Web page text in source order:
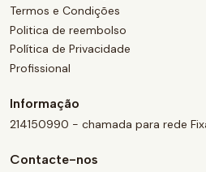
Termos e Condições
Politica de reembolso
Política de Privacidade
Profissional
Informação
214150990 - chamada para rede
Contacte-nos